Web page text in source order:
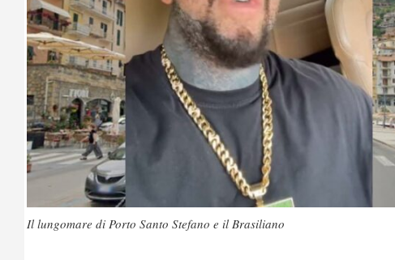
Il lungomare di Porto Santo Stefano e il Brasiliano